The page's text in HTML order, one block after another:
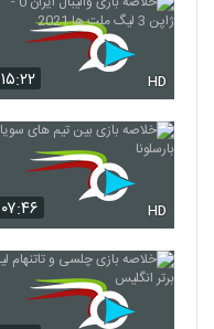
۱۵:۲۲ HD
۰۷:۴۶ HD